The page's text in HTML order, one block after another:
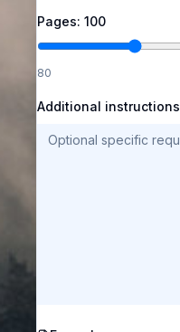
Pages: 100
80
Additional instructions